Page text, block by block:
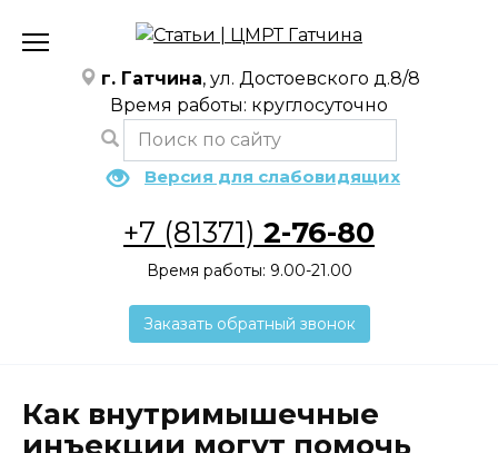
содержанию
г. Гатчина, ул. Достоевского д.8/8
Время работы: круглосуточно
Версия для слабовидящих
+7 (81371) 2-76-80
Время работы: 9.00-21.00
Заказать обратный звонок
Как внутримышечные
инъекции могут помочь